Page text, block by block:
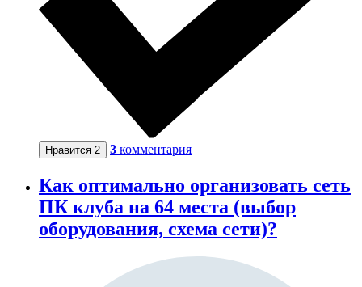
Нравится 2 3 комментария
Как оптимально организовать сеть
ПК клуба на 64 места (выбор
оборудования, схема сети)?